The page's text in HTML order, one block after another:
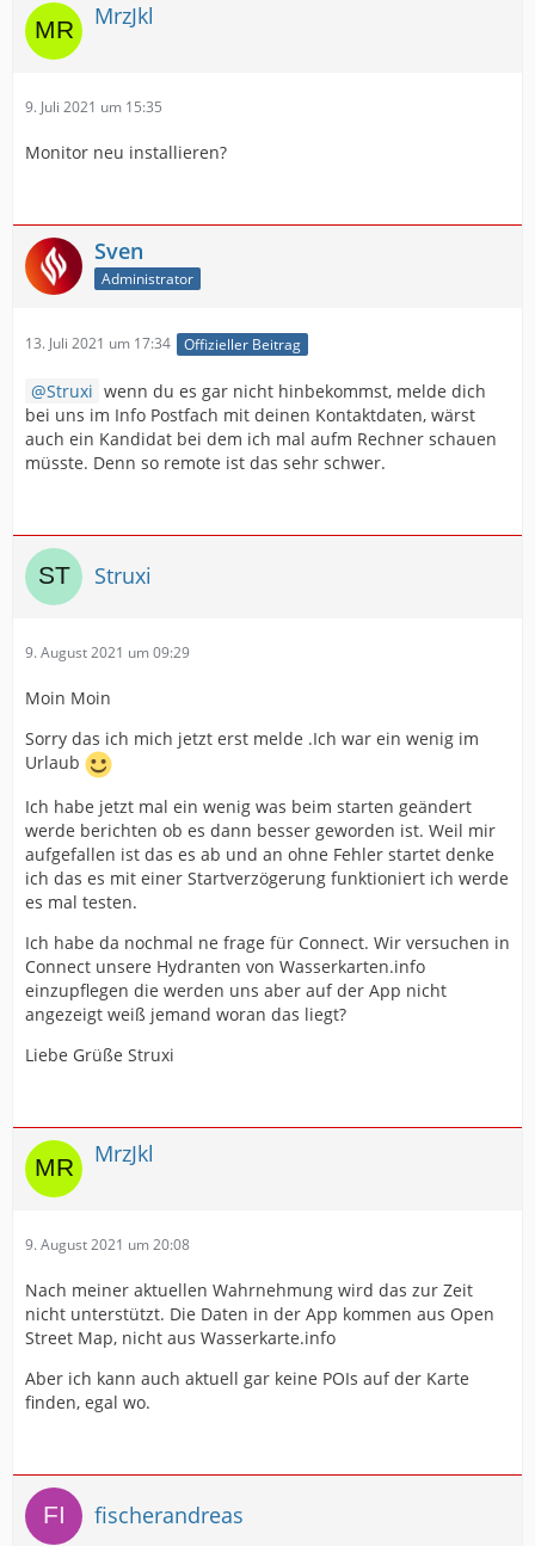
MrzJkl
9. Juli 2021 um 15:35
Monitor neu installieren?
Sven
Administrator
13. Juli 2021 um 17:34 Offizieller Beitrag
Struxi wenn du es gar nicht hinbekommst, melde dich
bei uns im Info Postfach mit deinen Kontaktdaten, wärst
auch ein Kandidat bei dem ich mal aufm Rechner schauen
müsste. Denn so remote ist das sehr schwer.
Struxi
9. August 2021 um 09:29
Moin Moin
Sorry das ich mich jetzt erst melde .Ich war ein wenig im
Urlaub
Ich habe jetzt mal ein wenig was beim starten geändert
werde berichten ob es dann besser geworden ist. Weil mir
aufgefallen ist das es ab und an ohne Fehler startet denke
ich das es mit einer Startverzögerung funktioniert ich werde
es mal testen.
Ich habe da nochmal ne frage für Connect. Wir versuchen in
Connect unsere Hydranten von Wasserkarten.info
einzupflegen die werden uns aber auf der App nicht
angezeigt weiß jemand woran das liegt?
Liebe Grüße Struxi
MrzJkl
9. August 2021 um 20:08
Nach meiner aktuellen Wahrnehmung wird das zur Zeit
nicht unterstützt. Die Daten in der App kommen aus Open
Street Map, nicht aus Wasserkarte.info
Aber ich kann auch aktuell gar keine POIs auf der Karte
finden, egal wo.
fischerandreas